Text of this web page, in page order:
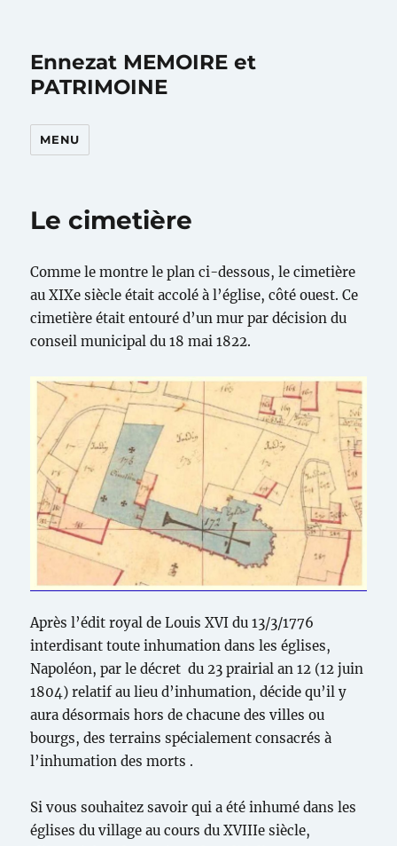
Ennezat MEMOIRE et
PATRIMOINE
MENU
Le cimetière
Comme le montre le plan ci-dessous, le cimetière
au XIXe siècle était accolé à l’église, côté ouest. Ce
cimetière était entouré d’un mur par décision du
conseil municipal du 18 mai 1822.
Après l’édit royal de Louis XVI du 13/3/1776
interdisant toute inhumation dans les églises,
Napoléon, par le décret du 23 prairial an 12 (12 juin
1804) relatif au lieu d’inhumation, décide qu’il y
aura désormais hors de chacune des villes ou
bourgs, des terrains spécialement consacrés à
l’inhumation des morts .
Si vous souhaitez savoir qui a été inhumé dans les
églises du village au cours du XVIIIe siècle,